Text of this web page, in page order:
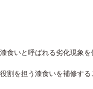
食いと呼ばれる劣化現象
割を担う漆食いを補修す